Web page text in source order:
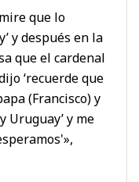
que lo
y después en la
que el cardenal
‘recuerde que
(Francisco) y
Uruguay’ y me